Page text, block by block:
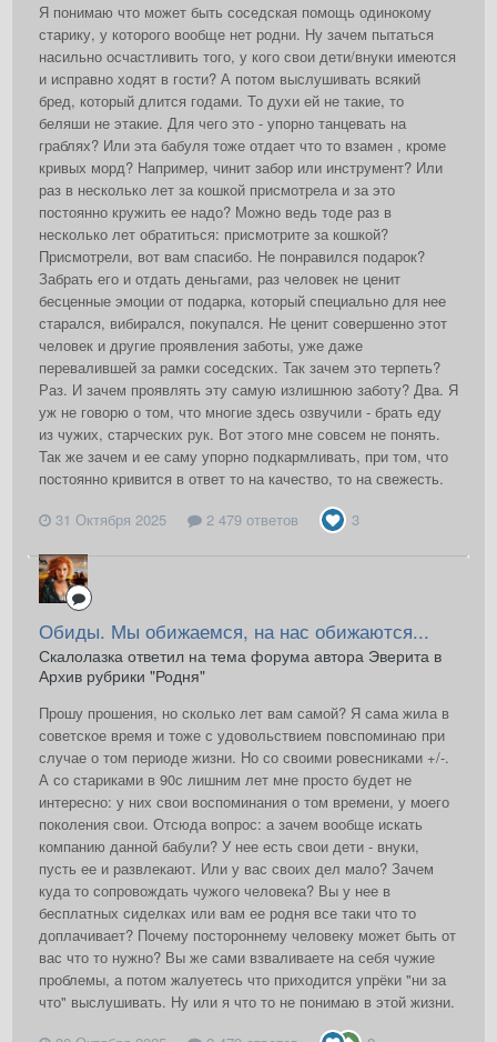
Я понимаю что может быть соседская помощь одинокому
старику, у которого вообще нет родни. Ну зачем пытаться
насильно осчастливить того, у кого свои дети/внуки имеются
и исправно ходят в гости? А потом выслушивать всякий
бред, который длится годами. То духи ей не такие, то
беляши не этакие. Для чего это - упорно танцевать на
граблях? Или эта бабуля тоже отдает что то взамен , кроме
кривых морд? Например, чинит забор или инструмент? Или
раз в несколько лет за кошкой присмотрела и за это
постоянно кружить ее надо? Можно ведь тоде раз в
несколько лет обратиться: присмотрите за кошкой?
Присмотрели, вот вам спасибо. Не понравился подарок?
Забрать его и отдать деньгами, раз человек не ценит
бесценные эмоции от подарка, который специально для нее
старался, вибирался, покупался. Не ценит совершенно этот
человек и другие проявления заботы, уже даже
перевалившей за рамки соседских. Так зачем это терпеть?
Раз. И зачем проявлять эту самую излишнюю заботу? Два. Я
уж не говорю о том, что многие здесь озвучили - брать еду
из чужих, старческих рук. Вот этого мне совсем не понять.
Так же зачем и ее саму упорно подкармливать, при том, что
постоянно кривится в ответ то на качество, то на свежесть.
31 Октября 2025
2 479 ответов 3
Обиды. Мы обижаемся, на нас обижаются...
Скалолазка ответил на тема форума автора Эверита в
Архив рубрики "Родня"
Прошу прошения, но сколько лет вам самой? Я сама жила в
советское время и тоже с удовольствием повспоминаю при
случае о том периоде жизни. Но со своими ровесниками +/-.
А со стариками в 90с лишним лет мне просто будет не
интересно: у них свои воспоминания о том времени, у моего
поколения свои. Отсюда вопрос: а зачем вообще искать
компанию данной бабули? У нее есть свои дети - внуки,
пусть ее и развлекают. Или у вас своих дел мало? Зачем
куда то сопровождать чужого человека? Вы у нее в
бесплатных сиделках или вам ее родня все таки что то
доплачивает? Почему постороннему человеку может быть от
вас что то нужно? Вы же сами взваливаете на себя чужие
проблемы, а потом жалуетесь что приходится упрёки "ни за
что" выслушивать. Ну или я что то не понимаю в этой жизни.